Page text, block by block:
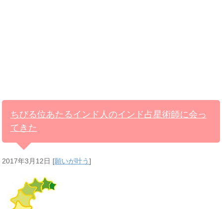
ちびる位あたるインド人のインド占星術師に会っ
てきた
2017年3月12日 [願いが叶う]